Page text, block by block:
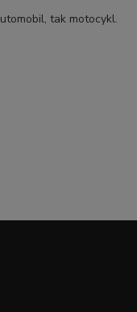
tak motocykl.